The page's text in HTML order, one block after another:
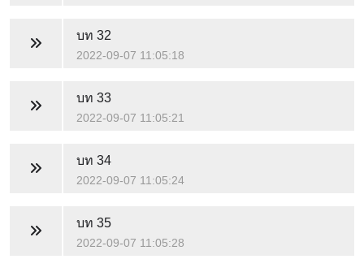
บท 32
2022-09-07 11:05:18
บท 33
2022-09-07 11:05:21
บท 34
2022-09-07 11:05:24
บท 35
2022-09-07 11:05:28